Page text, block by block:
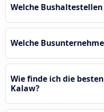
Welche
Welche
Wie finde ich die
Kalaw?